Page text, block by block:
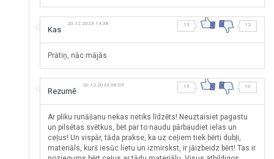
Kas
20.12.2023 14:38 15 12
Prātiņ, nāc mājās
Rezumē
20.12.2023 08:05 15 10
Ar pliku runāšanu nekas netiks līdzēts! Neuztaisiet pagastu
un pilsētas svētkus, bet par to naudu pārbaudiet ielas un
ceļus! Un vispār, tāda prakse, ka uz ceļiem tiek bērti dubļi,
materiāls, kurš iesūc lietu un izmirskst, ir jāizbeidz bērt! Tas ir